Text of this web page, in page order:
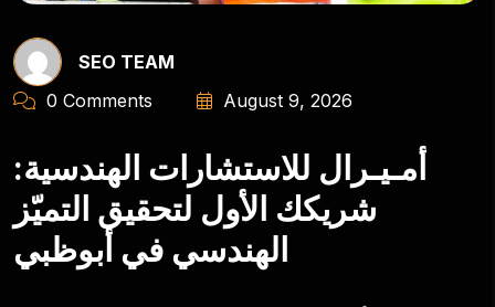
SEO TEAM
0 Comments
August 9, 2026
أمـيـرال للاستشارات الهندسية:
شريكك الأول لتحقيق التميّز
الهندسي في أبوظبي